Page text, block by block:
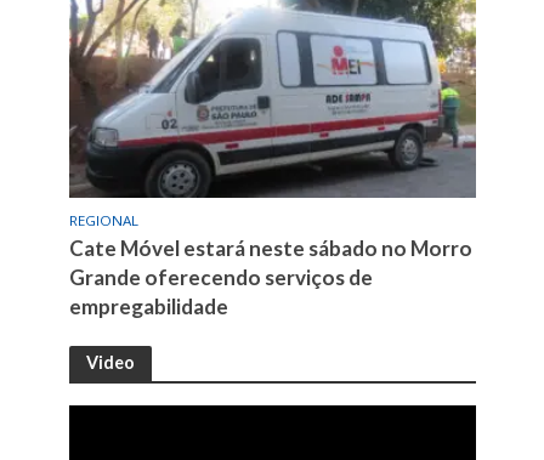
REGIONAL
Cate Móvel estará neste sábado no Morro
Grande oferecendo serviços de
empregabilidade
Video